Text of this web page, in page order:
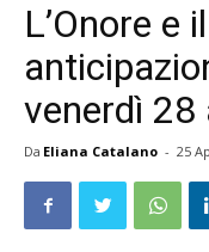
L’Onore e
venerdì 28
Da Eliana Catalano - 25